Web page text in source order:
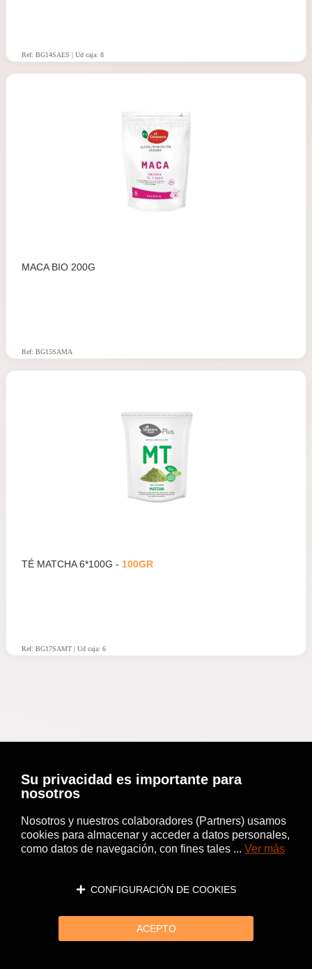
Ref: BG14SAES | Ud caja: 8
MACA BIO 200G
Ref: BG15SAMA
TÉ MATCHA 6*100G - 100GR
Ref: BG17SAMT | Ud caja: 6
Su privacidad es importante para
nosotros
Nosotros y nuestros colaboradores (Partners) usamos
cookies para almacenar y acceder a datos personales,
como datos de navegación, con fines tales ... Ver más
CONFIGURACIÓN DE COOKIES
ACEPTO